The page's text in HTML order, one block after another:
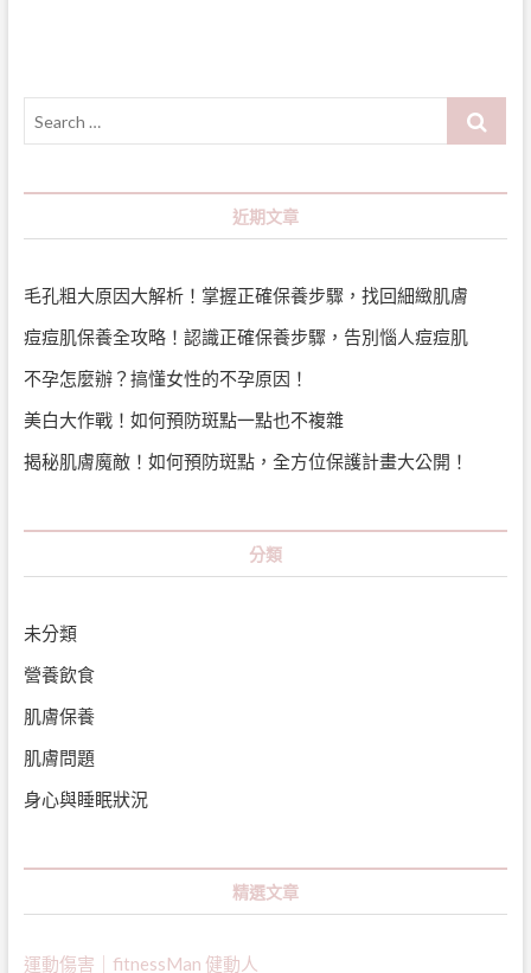
Search
近期文章
毛孔粗大原因大解析！掌握正確保養步驟，找回細緻肌膚
痘痘肌保養全攻略！認識正確保養步驟，告別惱人痘痘肌
不孕怎麼辦？搞懂女性的不孕原因！
美白大作戰！如何預防斑點一點也不複雜
揭秘肌膚魔敵！如何預防斑點，全方位保護計畫大公開！
分類
未分類
營養飲食
肌膚保養
肌膚問題
身心與睡眠狀況
精選文章
運動傷害｜fitnessMan 健動人